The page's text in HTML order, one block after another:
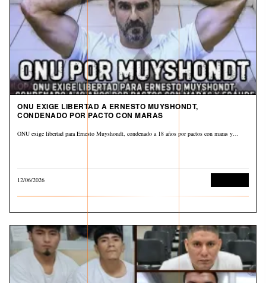
ONU EXIGE LIBERTAD A ERNESTO MUYSHONDT,
CONDENADO POR PACTO CON MARAS
ONU exige libertad para Ernesto Muyshondt, condenado a 18 años por pactos con maras y…
12/06/2026